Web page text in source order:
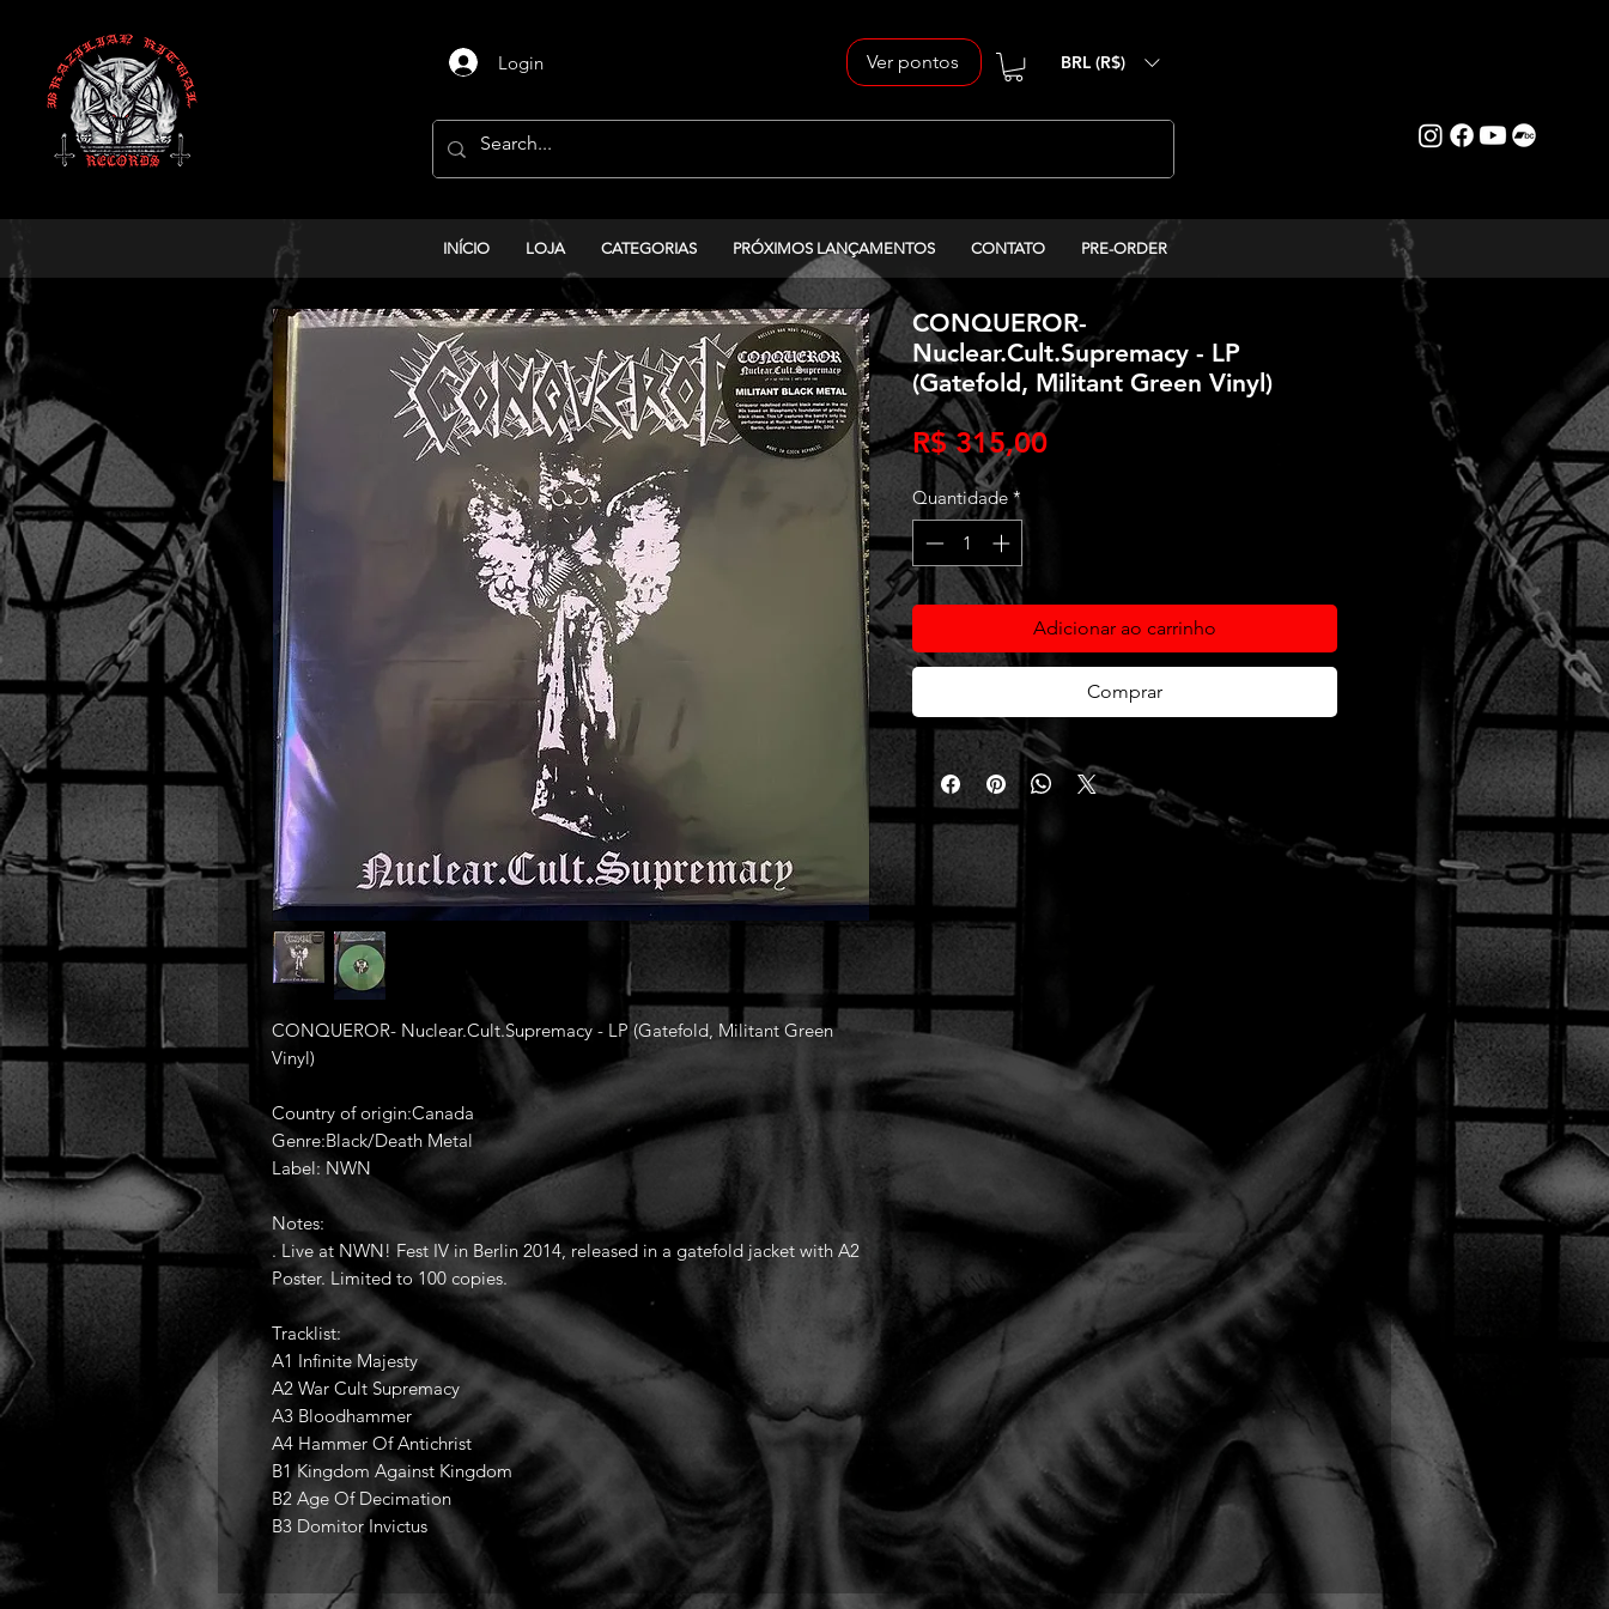
Login Ver pontos BRL (R$)
INÍCIO LOJA CATEGORIAS PRÓXIMOS LANÇAMENTOS CONTATO PRE-ORDER
CONQUEROR- Nuclear.Cult.Supremacy - LP (Gatefold, Militant Green
Vinyl)
Country of origin:Canada
Genre:Black/Death Metal
Label: NWN
Notes:
. Live at NWN! Fest IV in Berlin 2014, released in a gatefold jacket with A2
Poster. Limited to 100 copies.
Tracklist:
A1 Infinite Majesty
A2 War Cult Supremacy
A3 Bloodhammer
A4 Hammer Of Antichrist
B1 Kingdom Against Kingdom
B2 Age Of Decimation
B3 Domitor Invictus
CONQUEROR-
Nuclear.Cult.Supremacy - LP
(Gatefold, Militant Green Vinyl)
R$ 315,00Preço
Quantidade *
Adicionar ao carrinho
Comprar